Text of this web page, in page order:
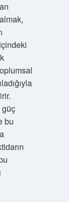
güç
bu